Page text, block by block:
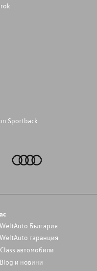
Sportback
България
гаранция
автомобили
и новини